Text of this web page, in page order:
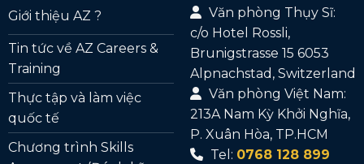
Giới thiệu AZ ?
Tin tức về AZ Careers &
Training
Thực tập và làm việc
quốc tế
Chương trình Skills
Văn phòng Thụy Sĩ:
c/o Hotel Rossli,
Brunigstrasse 15 6053
Alpnachstad, Switzerland
Văn phòng Việt Nam:
213A Nam Kỳ Khởi Nghĩa,
P. Xuân Hòa, TP.HCM
Tel: 0768 128 899